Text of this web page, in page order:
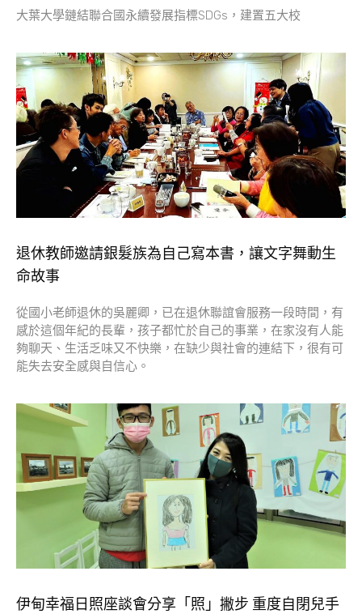
大葉大學鏈結聯合國永續發展指標SDGs，建置五大校
退休教師邀請銀髮族為自己寫本書，讓文字舞動生
命故事
從國小老師退休的吳麗卿，已在退休聯誼會服務一段時間，有
感於這個年紀的長輩，孩子都忙於自己的事業，在家沒有人能
夠聊天、生活乏味又不快樂，在缺少與社會的連結下，很有可
能失去安全感與自信心。
伊甸幸福日照座談會分享「照」撇步 重度自閉兒手